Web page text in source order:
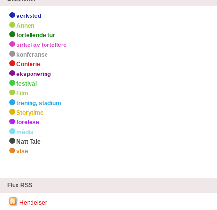
verksted
Annen
fortellende tur
sirkel av fortellere
konferanse
Conterie
eksponering
festival
Film
trening, stadium
Storytime
forelese
média
Natt Tale
vise
Flux RSS
Hendelser